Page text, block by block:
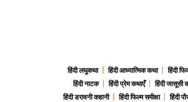
हिंदी लघुकथा हिंदी आध्यात्मिक कथा हिंदी
हिंदी नाटक
हिंदी प्रेम कथाएँ हिंदी जासूसी
हिंदी डरावनी कहानी
हिंदी फिल्म समीक्षा हिंदी